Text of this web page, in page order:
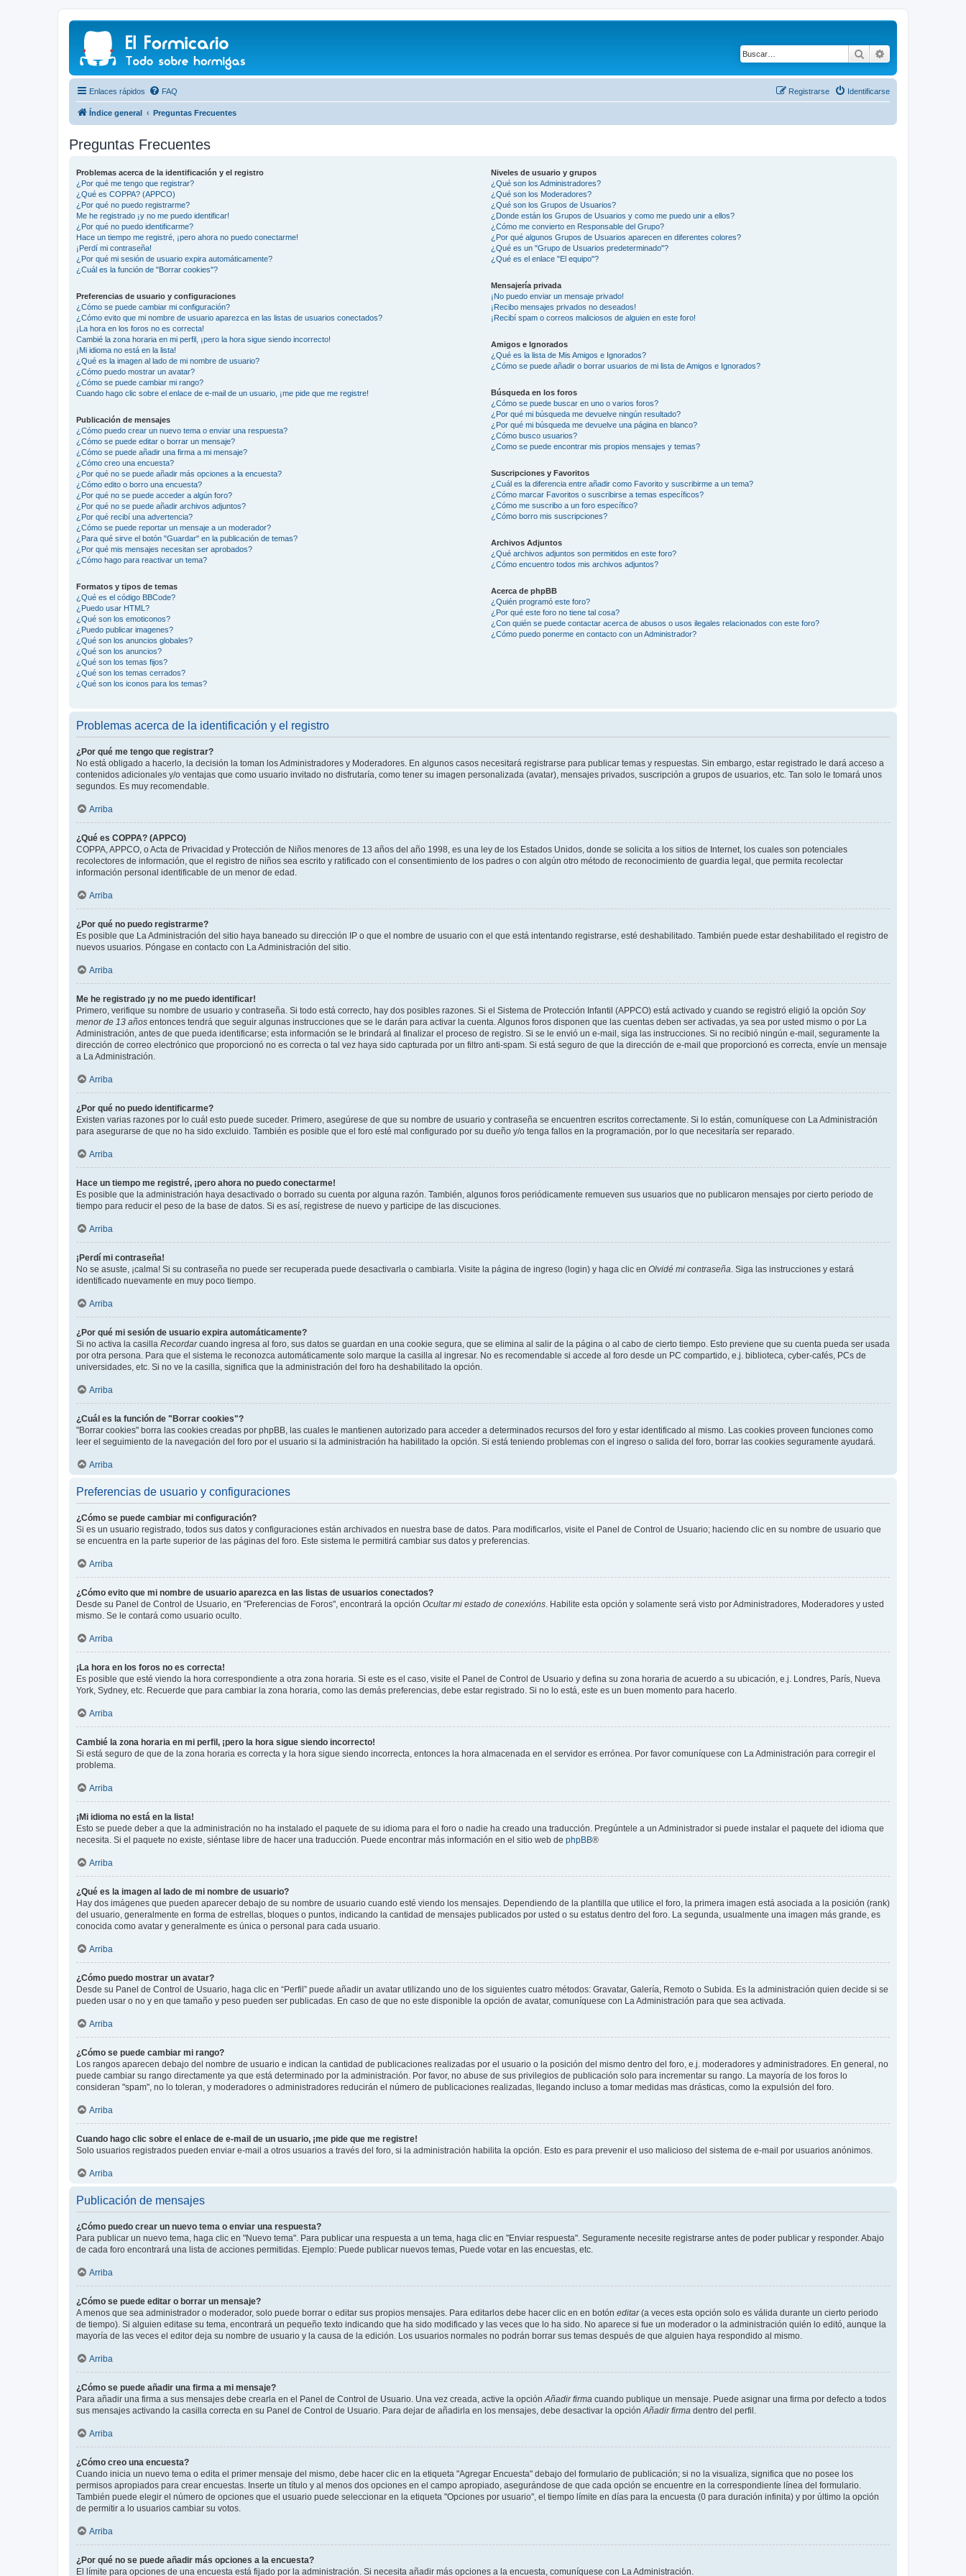
Buscar
Enlaces rápidos FAQ Identificarse
Registrarse
Índice general Preguntas Frecuentes
Preguntas Frecuentes
Problemas acerca de la identificación y el registro
¿Por qué me tengo que registrar?
¿Qué es COPPA? (APPCO)
¿Por qué no puedo registrarme?
Me he registrado ¡y no me puedo identificar!
¿Por qué no puedo identificarme?
Hace un tiempo me registré, ¡pero ahora no puedo conectarme!
¡Perdí mi contraseña!
¿Por qué mi sesión de usuario expira automáticamente?
¿Cuál es la función de "Borrar cookies"?
Preferencias de usuario y configuraciones
¿Cómo se puede cambiar mi configuración?
¿Cómo evito que mi nombre de usuario aparezca en las listas de usuarios conectados?
¡La hora en los foros no es correcta!
Cambié la zona horaria en mi perfil, ¡pero la hora sigue siendo incorrecto!
¡Mi idioma no está en la lista!
¿Qué es la imagen al lado de mi nombre de usuario?
¿Cómo puedo mostrar un avatar?
¿Cómo se puede cambiar mi rango?
Cuando hago clic sobre el enlace de e-mail de un usuario, ¡me pide que me registre!
Publicación de mensajes
¿Cómo puedo crear un nuevo tema o enviar una respuesta?
¿Cómo se puede editar o borrar un mensaje?
¿Cómo se puede añadir una firma a mi mensaje?
¿Cómo creo una encuesta?
¿Por qué no se puede añadir más opciones a la encuesta?
¿Cómo edito o borro una encuesta?
¿Por qué no se puede acceder a algún foro?
¿Por qué no se puede añadir archivos adjuntos?
¿Por qué recibí una advertencia?
¿Cómo se puede reportar un mensaje a un moderador?
¿Para qué sirve el botón "Guardar" en la publicación de temas?
¿Por qué mis mensajes necesitan ser aprobados?
¿Cómo hago para reactivar un tema?
Formatos y tipos de temas
¿Qué es el código BBCode?
¿Puedo usar HTML?
¿Qué son los emoticonos?
¿Puedo publicar imagenes?
¿Qué son los anuncios globales?
¿Qué son los anuncios?
¿Qué son los temas fijos?
¿Qué son los temas cerrados?
¿Qué son los iconos para los temas?
Niveles de usuario y grupos
¿Qué son los Administradores?
¿Qué son los Moderadores?
¿Qué son los Grupos de Usuarios?
¿Donde están los Grupos de Usuarios y como me puedo unir a ellos?
¿Cómo me convierto en Responsable del Grupo?
¿Por qué algunos Grupos de Usuarios aparecen en diferentes colores?
¿Qué es un "Grupo de Usuarios predeterminado"?
¿Qué es el enlace "El equipo"?
Mensajería privada
¡No puedo enviar un mensaje privado!
¡Recibo mensajes privados no deseados!
¡Recibí spam o correos maliciosos de alguien en este foro!
Amigos e Ignorados
¿Qué es la lista de Mis Amigos e Ignorados?
¿Cómo se puede añadir o borrar usuarios de mi lista de Amigos e Ignorados?
Búsqueda en los foros
¿Cómo se puede buscar en uno o varios foros?
¿Por qué mi búsqueda me devuelve ningún resultado?
¿Por qué mi búsqueda me devuelve una página en blanco?
¿Cómo busco usuarios?
¿Como se puede encontrar mis propios mensajes y temas?
Suscripciones y Favoritos
¿Cuál es la diferencia entre añadir como Favorito y suscribirme a un tema?
¿Cómo marcar Favoritos o suscribirse a temas específicos?
¿Cómo me suscribo a un foro específico?
¿Cómo borro mis suscripciones?
Archivos Adjuntos
¿Qué archivos adjuntos son permitidos en este foro?
¿Cómo encuentro todos mis archivos adjuntos?
Acerca de phpBB
¿Quién programó este foro?
¿Por qué este foro no tiene tal cosa?
¿Con quién se puede contactar acerca de abusos o usos ilegales relacionados con este foro?
¿Cómo puedo ponerme en contacto con un Administrador?
Problemas acerca de la identificación y el registro
¿Por qué me tengo que registrar?
No está obligado a hacerlo, la decisión la toman los Administradores y Moderadores. En algunos casos necesitará registrarse para publicar temas y respuestas. Sin embargo, estar registrado le dará acceso a
contenidos adicionales y/o ventajas que como usuario invitado no disfrutaría, como tener su imagen personalizada (avatar), mensajes privados, suscripción a grupos de usuarios, etc. Tan solo le tomará unos
segundos. Es muy recomendable.
Arriba
¿Qué es COPPA? (APPCO)
COPPA, APPCO, o Acta de Privacidad y Protección de Niños menores de 13 años del año 1998, es una ley de los Estados Unidos, donde se solicita a los sitios de Internet, los cuales son potenciales
recolectores de información, que el registro de niños sea escrito y ratificado con el consentimiento de los padres o con algún otro método de reconocimiento de guardia legal, que permita recolectar
información personal identificable de un menor de edad.
Arriba
¿Por qué no puedo registrarme?
Es posible que La Administración del sitio haya baneado su dirección IP o que el nombre de usuario con el que está intentando registrarse, esté deshabilitado. También puede estar deshabilitado el registro de
nuevos usuarios. Póngase en contacto con La Administración del sitio.
Arriba
Me he registrado ¡y no me puedo identificar!
Primero, verifique su nombre de usuario y contraseña. Si todo está correcto, hay dos posibles razones. Si el Sistema de Protección Infantil (APPCO) está activado y cuando se registró eligió la opción Soy
menor de 13 años entonces tendrá que seguir algunas instrucciones que se le darán para activar la cuenta. Algunos foros disponen que las cuentas deben ser activadas, ya sea por usted mismo o por La
Administración, antes de que pueda identificarse; esta información se le brindará al finalizar el proceso de registro. Si se le envió un e-mail, siga las instrucciones. Si no recibió ningún e-mail, seguramente la
dirección de correo electrónico que proporcionó no es correcta o tal vez haya sido capturada por un filtro anti-spam. Si está seguro de que la dirección de e-mail que proporcionó es correcta, envíe un mensaje
a La Administración.
Arriba
¿Por qué no puedo identificarme?
Existen varias razones por lo cuál esto puede suceder. Primero, asegúrese de que su nombre de usuario y contraseña se encuentren escritos correctamente. Si lo están, comuníquese con La Administración
para asegurarse de que no ha sido excluido. También es posible que el foro esté mal configurado por su dueño y/o tenga fallos en la programación, por lo que necesitaría ser reparado.
Arriba
Hace un tiempo me registré, ¡pero ahora no puedo conectarme!
Es posible que la administración haya desactivado o borrado su cuenta por alguna razón. También, algunos foros periódicamente remueven sus usuarios que no publicaron mensajes por cierto periodo de
tiempo para reducir el peso de la base de datos. Si es así, registrese de nuevo y participe de las discuciones.
Arriba
¡Perdí mi contraseña!
No se asuste, ¡calma! Si su contraseña no puede ser recuperada puede desactivarla o cambiarla. Visite la página de ingreso (login) y haga clic en Olvidé mi contraseña. Siga las instrucciones y estará
identificado nuevamente en muy poco tiempo.
Arriba
¿Por qué mi sesión de usuario expira automáticamente?
Si no activa la casilla Recordarcuando ingresa al foro, sus datos se guardan en una cookie segura, que se elimina al salir de la página o al cabo de cierto tiempo. Esto previene que su cuenta pueda ser usada
por otra persona. Para que el sistema le reconozca automáticamente solo marque la casilla al ingresar. No es recomendable si accede al foro desde un PC compartido, e.j. biblioteca, cyber-cafés, PCs de
universidades, etc. Si no ve la casilla, significa que la administración del foro ha deshabilitado la opción.
Arriba
¿Cuál es la función de "Borrar cookies"?
"Borrar cookies" borra las cookies creadas por phpBB, las cuales le mantienen autorizado para acceder a determinados recursos del foro y estar identificado al mismo. Las cookies proveen funciones como
leer el seguimiento de la navegación del foro por el usuario si la administración ha habilitado la opción. Si está teniendo problemas con el ingreso o salida del foro, borrar las cookies seguramente ayudará.
Arriba
Preferencias de usuario y configuraciones
¿Cómo se puede cambiar mi configuración?
Si es un usuario registrado, todos sus datos y configuraciones están archivados en nuestra base de datos. Para modificarlos, visite el Panel de Control de Usuario; haciendo clic en su nombre de usuario que
se encuentra en la parte superior de las páginas del foro. Este sistema le permitirá cambiar sus datos y preferencias.
Arriba
¿Cómo evito que mi nombre de usuario aparezca en las listas de usuarios conectados?
Desde su Panel de Control de Usuario, en "Preferencias de Foros", encontrará la opción Ocultar mi estado de conexións. Habilite esta opción y solamente será visto por Administradores, Moderadores y usted
mismo. Se le contará como usuario oculto.
Arriba
¡La hora en los foros no es correcta!
Es posible que esté viendo la hora correspondiente a otra zona horaria. Si este es el caso, visite el Panel de Control de Usuario y defina su zona horaria de acuerdo a su ubicación, e.j. Londres, París, Nueva
York, Sydney, etc. Recuerde que para cambiar la zona horaria, como las demás preferencias, debe estar registrado. Si no lo está, este es un buen momento para hacerlo.
Arriba
Cambié la zona horaria en mi perfil, ¡pero la hora sigue siendo incorrecto!
Si está seguro de que de la zona horaria es correcta y la hora sigue siendo incorrecta, entonces la hora almacenada en el servidor es errónea. Por favor comuníquese con La Administración para corregir el
problema.
Arriba
¡Mi idioma no está en la lista!
Esto se puede deber a que la administración no ha instalado el paquete de su idioma para el foro o nadie ha creado una traducción. Pregúntele a un Administrador si puede instalar el paquete del idioma que
necesita. Si el paquete no existe, siéntase libre de hacer una traducción. Puede encontrar más información en el sitio web de phpBB®
Arriba
¿Qué es la imagen al lado de mi nombre de usuario?
Hay dos imágenes que pueden aparecer debajo de su nombre de usuario cuando esté viendo los mensajes. Dependiendo de la plantilla que utilice el foro, la primera imagen está asociada a la posición (rank)
del usuario, generalmente en forma de estrellas, bloques o puntos, indicando la cantidad de mensajes publicados por usted o su estatus dentro del foro. La segunda, usualmente una imagen más grande, es
conocida como avatar y generalmente es única o personal para cada usuario.
Arriba
¿Cómo puedo mostrar un avatar?
Desde su Panel de Control de Usuario, haga clic en “Perfil” puede añadir un avatar utilizando uno de los siguientes cuatro métodos: Gravatar, Galería, Remoto o Subida. Es la administración quien decide si se
pueden usar o no y en que tamaño y peso pueden ser publicadas. En caso de que no este disponible la opción de avatar, comuníquese con La Administración para que sea activada.
Arriba
¿Cómo se puede cambiar mi rango?
Los rangos aparecen debajo del nombre de usuario e indican la cantidad de publicaciones realizadas por el usuario o la posición del mismo dentro del foro, e.j. moderadores y administradores. En general, no
puede cambiar su rango directamente ya que está determinado por la administración. Por favor, no abuse de sus privilegios de publicación solo para incrementar su rango. La mayoría de los foros lo
consideran "spam", no lo toleran, y moderadores o administradores reducirán el número de publicaciones realizadas, llegando incluso a tomar medidas mas drásticas, como la expulsión del foro.
Arriba
Cuando hago clic sobre el enlace de e-mail de un usuario, ¡me pide que me registre!
Solo usuarios registrados pueden enviar e-mail a otros usuarios a través del foro, si la administración habilita la opción. Esto es para prevenir el uso malicioso del sistema de e-mail por usuarios anónimos.
Arriba
Publicación de mensajes
¿Cómo puedo crear un nuevo tema o enviar una respuesta?
Para publicar un nuevo tema, haga clic en "Nuevo tema". Para publicar una respuesta a un tema, haga clic en "Enviar respuesta". Seguramente necesite registrarse antes de poder publicar y responder. Abajo
de cada foro encontrará una lista de acciones permitidas. Ejemplo: Puede publicar nuevos temas, Puede votar en las encuestas, etc.
Arriba
¿Cómo se puede editar o borrar un mensaje?
A menos que sea administrador o moderador, solo puede borrar o editar sus propios mensajes. Para editarlos debe hacer clic en en botón editar(a veces esta opción solo es válida durante un cierto periodo
de tiempo). Si alguien editase su tema, encontrará un pequeño texto indicando que ha sido modificado y las veces que lo ha sido. No aparece si fue un moderador o la administración quién lo editó, aunque la
mayoría de las veces el editor deja su nombre de usuario y la causa de la edición. Los usuarios normales no podrán borrar sus temas después de que alguien haya respondido al mismo.
Arriba
¿Cómo se puede añadir una firma a mi mensaje?
Para añadir una firma a sus mensajes debe crearla en el Panel de Control de Usuario. Una vez creada, active la opciónAñadir firma cuando publique un mensaje. Puede asignar una firma por defecto a todos
sus mensajes activando la casilla correcta en su Panel de Control de Usuario. Para dejar de añadirla en los mensajes, debe desactivar la opciónAñadir firma dentro del perfil.
Arriba
¿Cómo creo una encuesta?
Cuando inicia un nuevo tema o edita el primer mensaje del mismo, debe hacer clic en la etiqueta "Agregar Encuesta" debajo del formulario de publicación; si no la visualiza, significa que no posee los
permisos apropiados para crear encuestas. Inserte un título y al menos dos opciones en el campo apropiado, asegurándose de que cada opción se encuentre en la correspondiente línea del formulario.
También puede elegir el número de opciones que el usuario puede seleccionar en la etiqueta "Opciones por usuario", el tiempo límite en días para la encuesta (0 para duración infinita) y por último la opción
de permitir a lo usuarios cambiar su votos.
Arriba
¿Por qué no se puede añadir más opciones a la encuesta?
El límite para opciones de una encuesta está fijado por la administración. Si necesita añadir más opciones a la encuesta, comuníquese con La Administración.